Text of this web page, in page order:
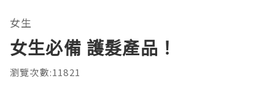
女生
女生必備 護髮產品！
瀏覽次數:11821